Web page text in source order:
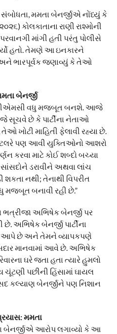
સંબોધતા, મમતા બેનર્જીએ નોંધ્યું કે
કોલકાતાના રાણી રાશ્મોની
પરવાનગી માંગી હતી પરંતુ પોલીસે
હતો. તેમણે આ ઇનકારને
અને ભારપૂર્વક જણાવ્યું કે તેઓ
બેનર્જી
વધુ મજબૂત બનશે. આજે
જે સૂચવે છે કે પાર્ટીના નેતાઓ
ખોટી માહિતી ફેલાવી રહ્યા છે.
પણ આવી યુક્તિઓનો આશરો
કરવા માટે કોઈ શબ્દો બચ્યા
ડરાવીને અથવા લાંચ
નથી; તેનાથી વિપરીત
મજબૂત બનાવી રહી છે.”
ભત્રીજા અભિષેક બેનર્જી પર
અભિષેક બેનર્જી પાર્ટીના
આપે છે અને તેમને વ્યાપકપણે
માનવામાં આવે છે. અભિષેક
ઘરે જતા હતા ત્યારે હુમલો
પછીની હિંસામાં ઘાયલ
કલ્યાણ બેનર્જીને પણ નિશાન
મમતા
બેનર્જીએ આરોપ લગાવ્યો કે આ